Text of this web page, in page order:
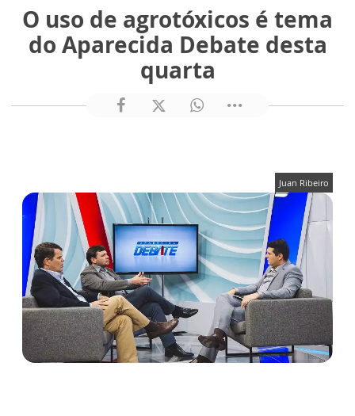
O uso de agrotóxicos é tema
do Aparecida Debate desta
quarta
Juan Ribeiro